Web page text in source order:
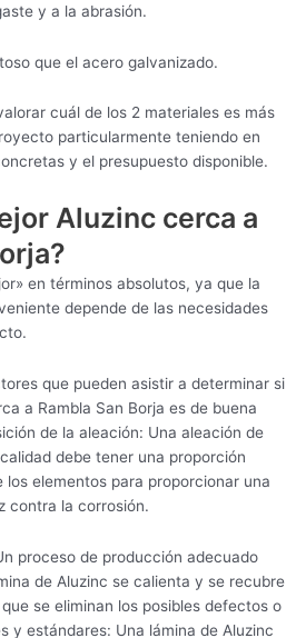
y a la abrasión.
que el acero galvanizado.
cuál de los 2 materiales es más
particularmente teniendo en
y el presupuesto disponible.
Aluzinc cerca a
en términos absolutos, ya que la
depende de las necesidades
que pueden asistir a determinar si
a Rambla San Borja es de buena
de la aleación: Una aleación de
debe tener una proporción
los elementos para proporcionar una
contra la corrosión.
proceso de producción adecuado
de Aluzinc se calienta y se recubre
se eliminan los posibles defectos o
y estándares: Una lámina de Aluzinc